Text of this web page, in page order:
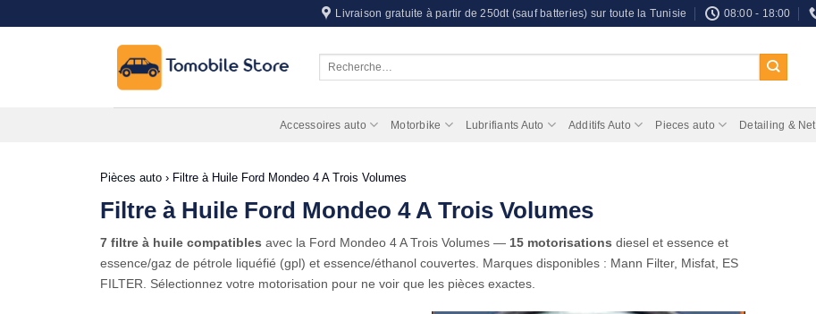
au
Livraison gratuite à partir de 250dt (sauf batteries) sur toute la Tunisie 08:00 - 18:00
Accessoires auto Motorbike Lubrifiants Auto Additifs Auto Pieces auto Detailing &
Pièces auto › Filtre à Huile Ford Mondeo 4 A Trois Volumes
Filtre à Huile Ford Mondeo 4 A Trois Volumes
7 filtre à huile compatibles avec la Ford Mondeo 4 A Trois Volumes — 15 motorisations diesel et essence et
essence/gaz de pétrole liquéfié (gpl) et essence/éthanol couvertes. Marques disponibles : Mann Filter, Misfat, ES
FILTER. Sélectionnez votre motorisation pour ne voir que les pièces exactes.